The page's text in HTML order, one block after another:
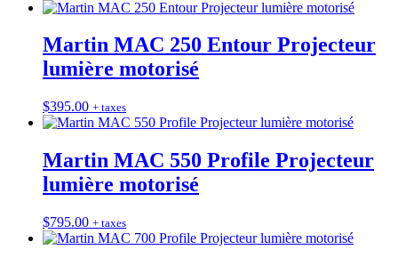
Martin MAC 250 Entour Projecteur
lumière motorisé
$395.00 + taxes
Martin MAC 550 Profile Projecteur
lumière motorisé
$795.00 + taxes